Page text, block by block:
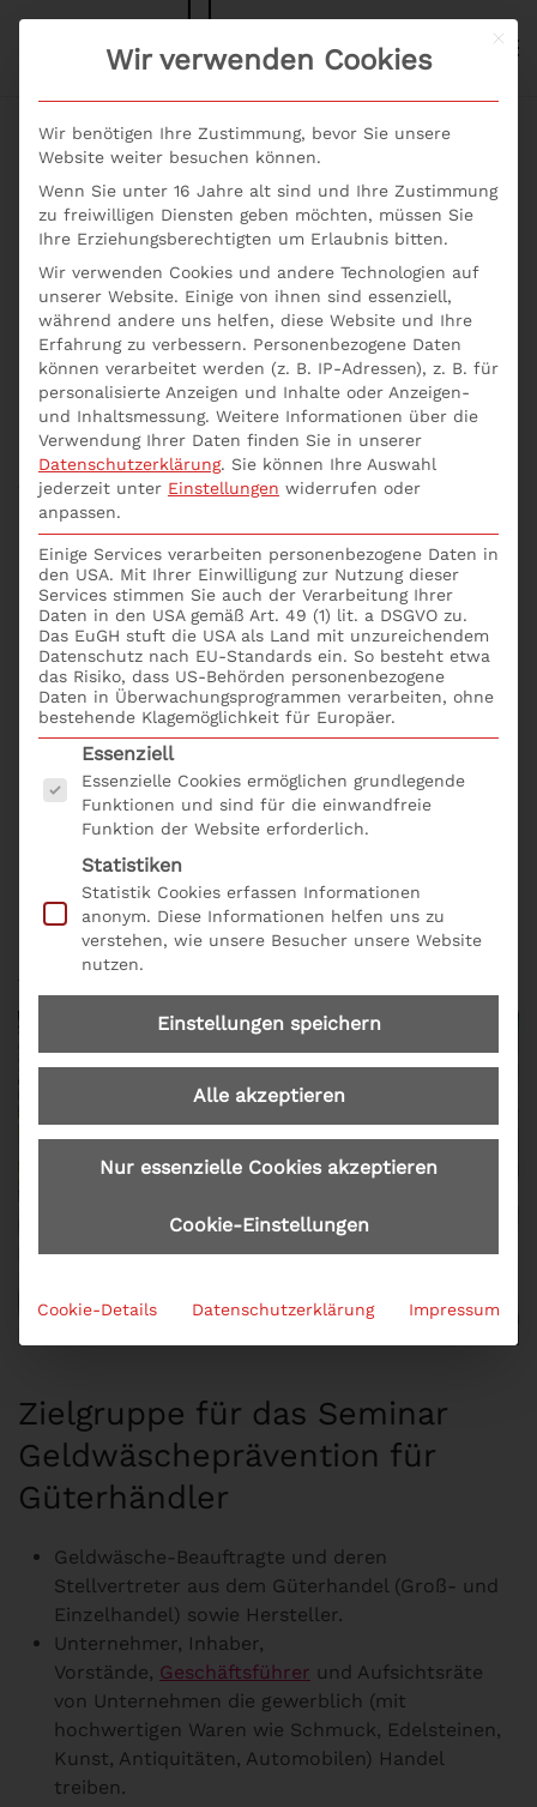
Skip to main content
Seminar
Geldwäscheprävention
für Güterhändler
Sie sind neu bestellter Geldwäschebeauftragter bei
einem Nicht-Finanzunternehmen? Mit dem Seminar
Geldwäscheprävention für Güterhändler erlernen die
Teilnehmer folgende fachliche Skills:
Aktueller Leitfaden zur 5. EU / 6. EU
Geldwäscherichtlinie – Neuerungen im
Geldwäschegesetz seit 01.01.2020
Aufgaben, Rechte und Pflichten als Geldwäsche-
Beauftragter
Transparenzregister & Co. + Neuerungen bei der
Identitätsprüfung
Geldwäscheprävention im Güterhandel–
Praxisfälle
Risikoanalyse nach § 5 GwG und
Verdachtsmeldesystem
Das Seminar Geldwäscheprävention für
Güterhändler online buchen. Bequem und einfach
mit demSeminarformular online und der Produkt Nr.
Zielgruppe für das Seminar
Geldwäscheprävention für
Güterhändler
Geldwäsche-Beauftragte und deren
Stellvertreter aus dem Güterhandel (Groß- und
Einzelhandel) sowie Hersteller.
Unternehmer, Inhaber,
Vorstände, Geschäftsführer und Aufsichtsräte
von Unternehmen die gewerblich (mit
hochwertigen Waren wie Schmuck, Edelsteinen,
Kunst, Antiquitäten, Automobilen) Handel
treiben.
Mit
Wir verwenden Cookies
Wir benötigen Ihre Zustimmung, bevor Sie unsere
Website weiter besuchen können.
Wenn Sie unter 16 Jahre alt sind und Ihre Zustimmung
zu freiwilligen Diensten geben möchten, müssen Sie
Ihre Erziehungsberechtigten um Erlaubnis bitten.
Wir verwenden Cookies und andere Technologien auf
unserer Website. Einige von ihnen sind essenziell,
während andere uns helfen, diese Website und Ihre
Erfahrung zu verbessern. Personenbezogene Daten
können verarbeitet werden (z. B. IP-Adressen), z. B. für
personalisierte Anzeigen und Inhalte oder Anzeigen-
und Inhaltsmessung. Weitere Informationen über die
Verwendung Ihrer Daten finden Sie in unserer
Datenschutzerklärung. Sie können Ihre Auswahl
jederzeit unter Einstellungen widerrufen oder
anpassen.
Einige Services verarbeiten personenbezogene Daten in
den USA. Mit Ihrer Einwilligung zur Nutzung dieser
Services stimmen Sie auch der Verarbeitung Ihrer
Daten in den USA gemäß Art. 49 (1) lit. a DSGVO zu.
Das EuGH stuft die USA als Land mit unzureichendem
Datenschutz nach EU-Standards ein. So besteht etwa
das Risiko, dass US-Behörden personenbezogene
Daten in Überwachungsprogrammen verarbeiten, ohne
bestehende Klagemöglichkeit für Europäer.
Es folgt eine Liste der Service-Gruppen, für die
Essenziell
Essenzielle Cookies ermöglichen grundlegende
Funktionen und sind für die einwandfreie
Funktion der Website erforderlich.
Statistiken
Statistik Cookies erfassen Informationen
anonym. Diese Informationen helfen uns zu
verstehen, wie unsere Besucher unsere Website
nutzen.
Einstellungen speichern
Alle akzeptieren
Nur essenzielle Cookies akzeptieren
Cookie-Einstellungen
Cookie-Details Datenschutzerklärung Impressum